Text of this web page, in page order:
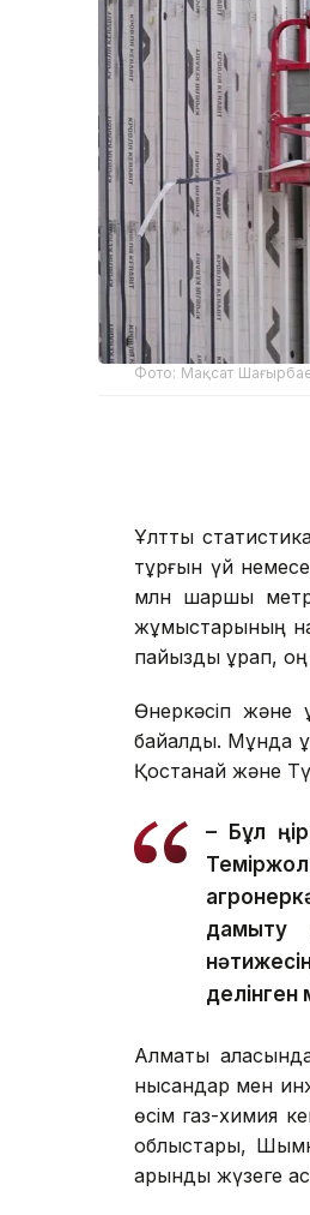
Фото: Мақсат
Ұлттық
тұрғын үй
млн шаршы
жұмыстарының
пайызды құрап, оң
Өнеркәсіп және
байқалды. Мұнда
Қостанай және
– Бұл
дамыту
делінген
Алматы
нысандар мен
өсім газ-химия
облыстары,
қарқынды жүзеге